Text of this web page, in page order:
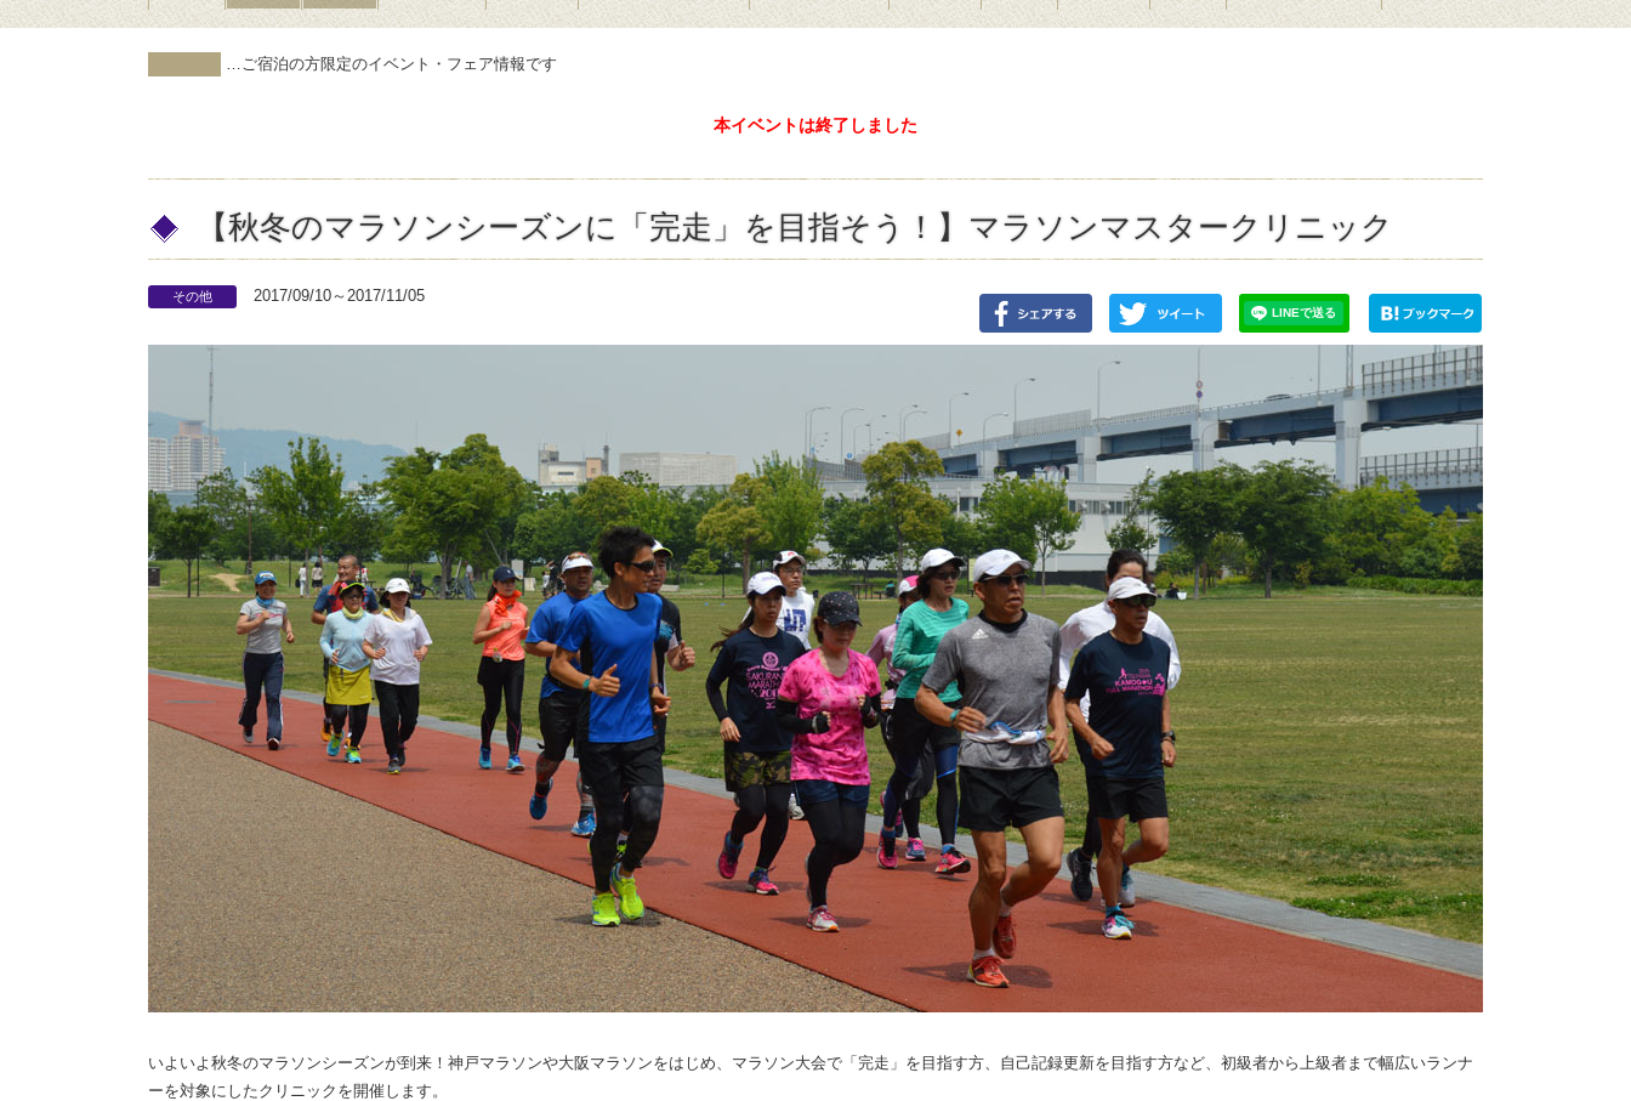
…ご宿泊の方限定のイベント・フェア情報です
本イベントは終了しました
【秋冬のマラソンシーズンに「完走」を目指そう！】マラソンマスタークリニック
その他 2017/09/10～2017/11/05
いよいよ秋冬のマラソンシーズンが到来！神戸マラソンや大阪マラソンをはじめ、マラソン大会で「完走」を目指す方、自己記録更新を目指す方など、初級者から上級者まで幅広いランナ
ーを対象にしたクリニックを開催します。